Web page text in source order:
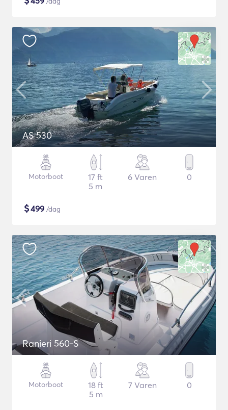
AS 530
Motorboot
17 ft
5 m
6 Varen 0
$499 /dag
Ranieri 560-S
Motorboot
18 ft
5 m
7 Varen 0